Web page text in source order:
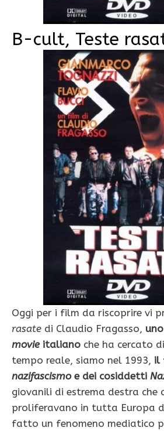
B-cult, Teste
Oggi per i film da riscoprire vi
rasate di Claudio Fragasso,
movie italiano che ha cercato
tempo reale, siamo nel 1993, il
nazifascismoe dei cosiddetti
giovanili di estrema destra che
proliferavano in tutta Europa
fatto un fenomeno mediatico